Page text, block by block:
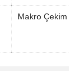
Makro